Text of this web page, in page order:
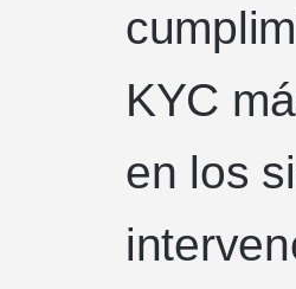
KYC
en los